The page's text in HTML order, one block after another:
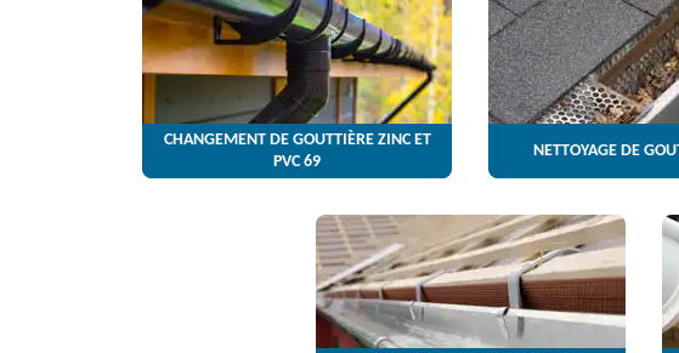
CHANGEMENT DE GOUTTIÈRE ZINC ET
PVC 69
NETTOYAGE DE